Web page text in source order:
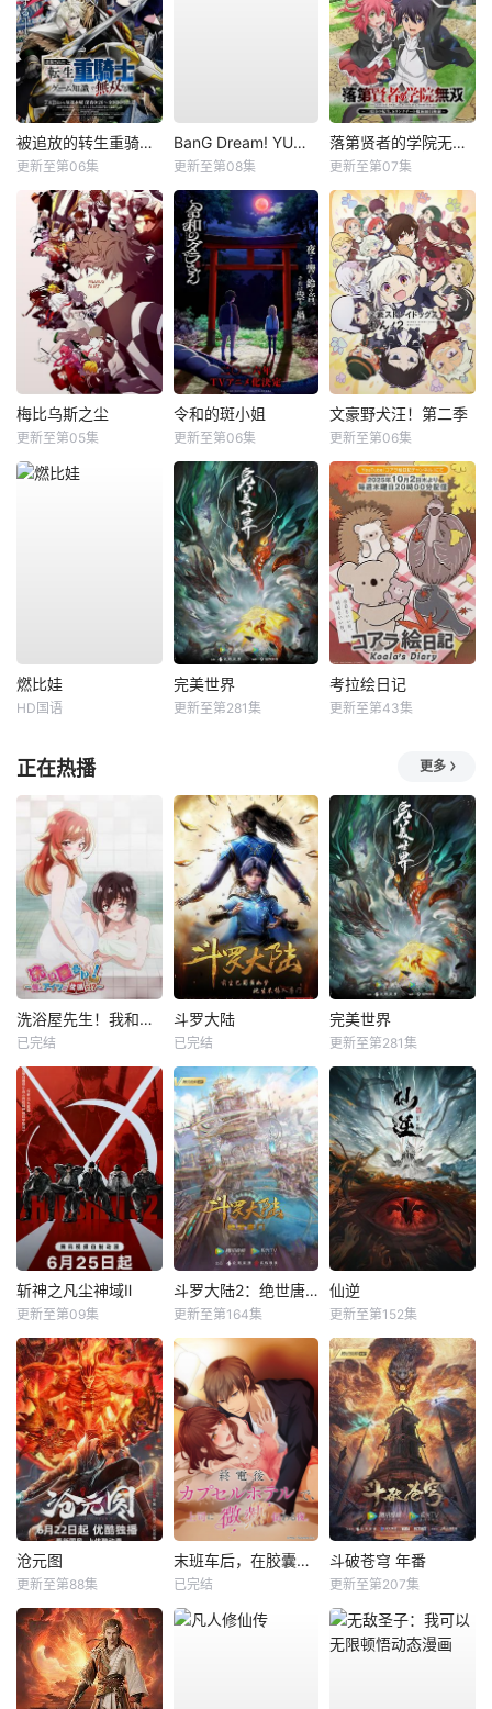
被追放的转生重骑士用游戏知识开无双
更新至第06集
BanG Dream! YUME∞MITA
更新至第08集
落第贤者的学院无双第二回转生，S等级作弊魔术师冒险记
更新至第07集
梅比乌斯之尘
更新至第05集
令和的斑小姐
更新至第06集
文豪野犬汪！第二季
更新至第06集
燃比娃
HD国语
完美世界
更新至第281集
考拉绘日记
更新至第43集
正在热播 更多
洗浴屋先生！我和那家伙在女浴池！？
已完结
斗罗大陆
已完结
完美世界
更新至第281集
斩神之凡尘神域Ⅱ
更新至第09集
斗罗大陆2：绝世唐门
更新至第164集
仙逆
更新至第152集
沧元图
更新至第88集
末班车后，在胶囊旅馆向上司传递微热的夜晚
已完结
斗破苍穹 年番
更新至第207集